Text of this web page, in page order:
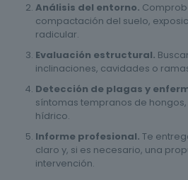
Análisis del entorno.
compactación del suelo,
radicular.
Evaluación estructural.
inclinaciones, cavidades o
Detección de plagas y
síntomas tempranos de
hídrico.
Informe profesional. Te
claro y, si es necesario, una
intervención.